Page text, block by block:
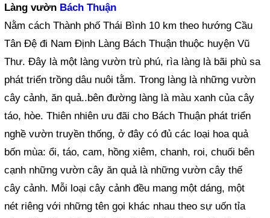
Làng vườn Bách Thuận
Nằm cách Thành phố Thái Bình 10 km theo hướng Cầu
Tân Đệ đi Nam Định Làng Bách Thuận thuộc huyện Vũ
Thư. Đây là một làng vườn trù phú, rìa làng là bãi phù sa
phát triển trồng dâu nuôi tằm. Trong làng là những vườn
cây cảnh, ăn quả..bên đường làng là màu xanh của cây
táo, hòe. Thiên nhiên ưu đãi cho Bách Thuận phát triển
nghề vườn truyền thống, ở đây có đủ các loại hoa quả
bốn mùa: ổi, táo, cam, hồng xiêm, chanh, roi, chuối bên
cạnh những vườn cây ăn quả là những vườn cây thế
cây cảnh. Mỗi loại cây cảnh đều mang một dáng, một
nét riêng với những tên gọi khác nhau theo sự uốn tỉa